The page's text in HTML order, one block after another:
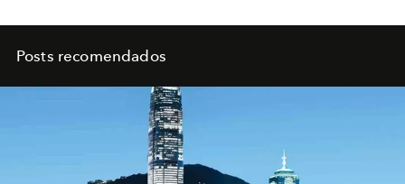
Posts recomendados